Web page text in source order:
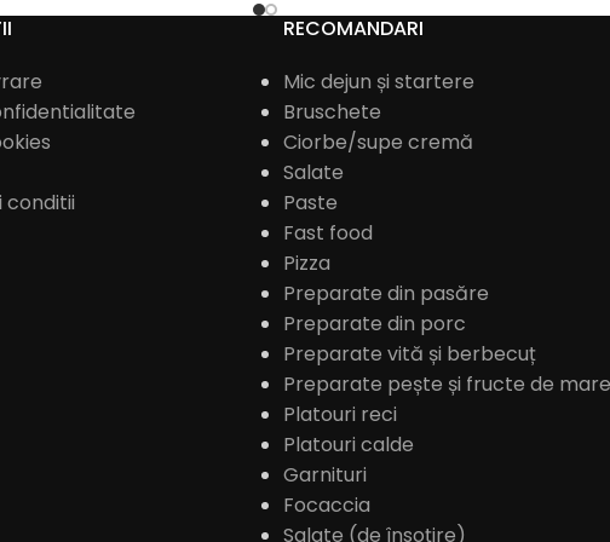
conditii
RECOMANDARI
Mic dejun și startere
Bruschete
Ciorbe/supe cremă
Salate
Paste
Fast food
Pizza
Preparate din pasăre
Preparate din porc
Preparate vită și berbecuț
Preparate pește și fructe de mare
Platouri reci
Platouri calde
Garnituri
Focaccia
Salate (de însoțire)